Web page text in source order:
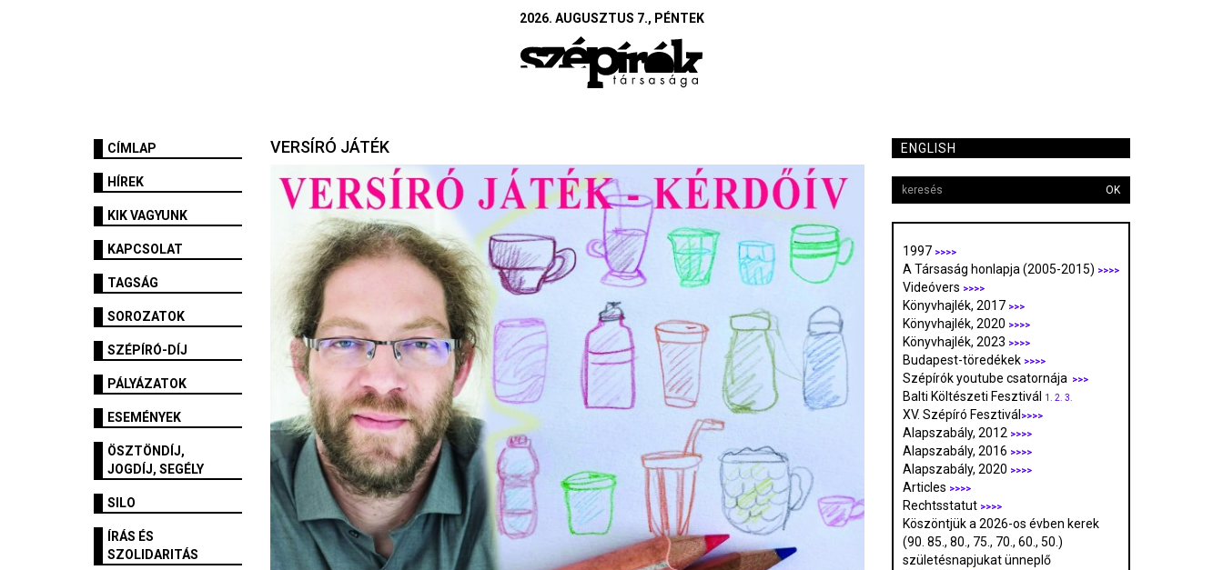
2026. AUGUSZTUS 7., PÉNTEK
CÍMLAP
HÍREK
KIK VAGYUNK
KAPCSOLAT
TAGSÁG
SOROZATOK
SZÉPÍRÓ-DÍJ
PÁLYÁZATOK
ESEMÉNYEK
ÖSZTÖNDÍJ,
JOGDÍJ, SEGÉLY
SILO
ÍRÁS ÉS
SZOLIDARITÁS
VERSÍRÓ JÁTÉK ENGLISH
OK
1997 >>>>
A Társaság honlapja (2005-2015) >>>>
Videóvers >>>>
Könyvhajlék, 2017 >>>
Könyvhajlék, 2020 >>>>
Könyvhajlék, 2023 >>>>
Budapest-töredékek >>>>
Szépírók youtube csatornája >>>
Balti Költészeti Fesztivál 1. 2. 3.
XV. Szépíró Fesztivál >>>>
Alapszabály, 2012 >>>>
Alapszabály, 2016 >>>>
Alapszabály, 2020 >>>>
Articles >>>>
Rechtsstatut >>>>
Köszöntjük a 2026-os évben kerek
(90. 85., 80., 75., 70., 60., 50.)
születésnapjukat ünneplő